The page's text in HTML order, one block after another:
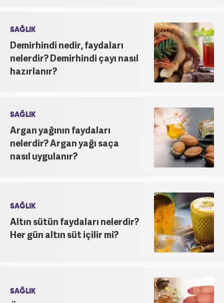
SAĞLIK
Demirhindi nedir, faydaları
nelerdir? Demirhindi çayı nasıl
hazırlanır?
SAĞLIK
Argan yağının faydaları
nelerdir? Argan yağı saça
nasıl uygulanır?
SAĞLIK
Altın sütün faydaları nelerdir?
Her gün altın süt içilir mi?
SAĞLIK